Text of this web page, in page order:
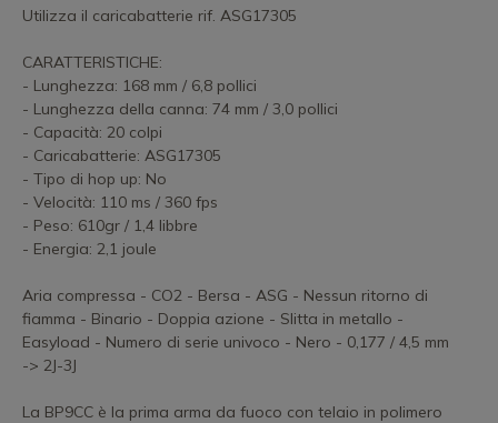
Utilizza il caricabatterie rif. ASG17305
CARATTERISTICHE:
- Lunghezza: 168 mm / 6,8 pollici
- Lunghezza della canna: 74 mm / 3,0 pollici
- Capacità: 20 colpi
- Caricabatterie: ASG17305
- Tipo di hop up: No
- Velocità: 110 ms / 360 fps
- Peso: 610gr / 1,4 libbre
- Energia: 2,1 joule
Aria compressa - CO2 - Bersa - ASG - Nessun ritorno di
fiamma - Binario - Doppia azione - Slitta in metallo -
Easyload - Numero di serie univoco - Nero - 0,177 / 4,5 mm
-> 2J-3J
La BP9CC è la prima arma da fuoco con telaio in polimero